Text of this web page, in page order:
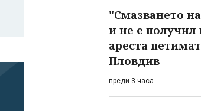
"Смазването
и не е получил
ареста
Пловдив
преди 3 часа